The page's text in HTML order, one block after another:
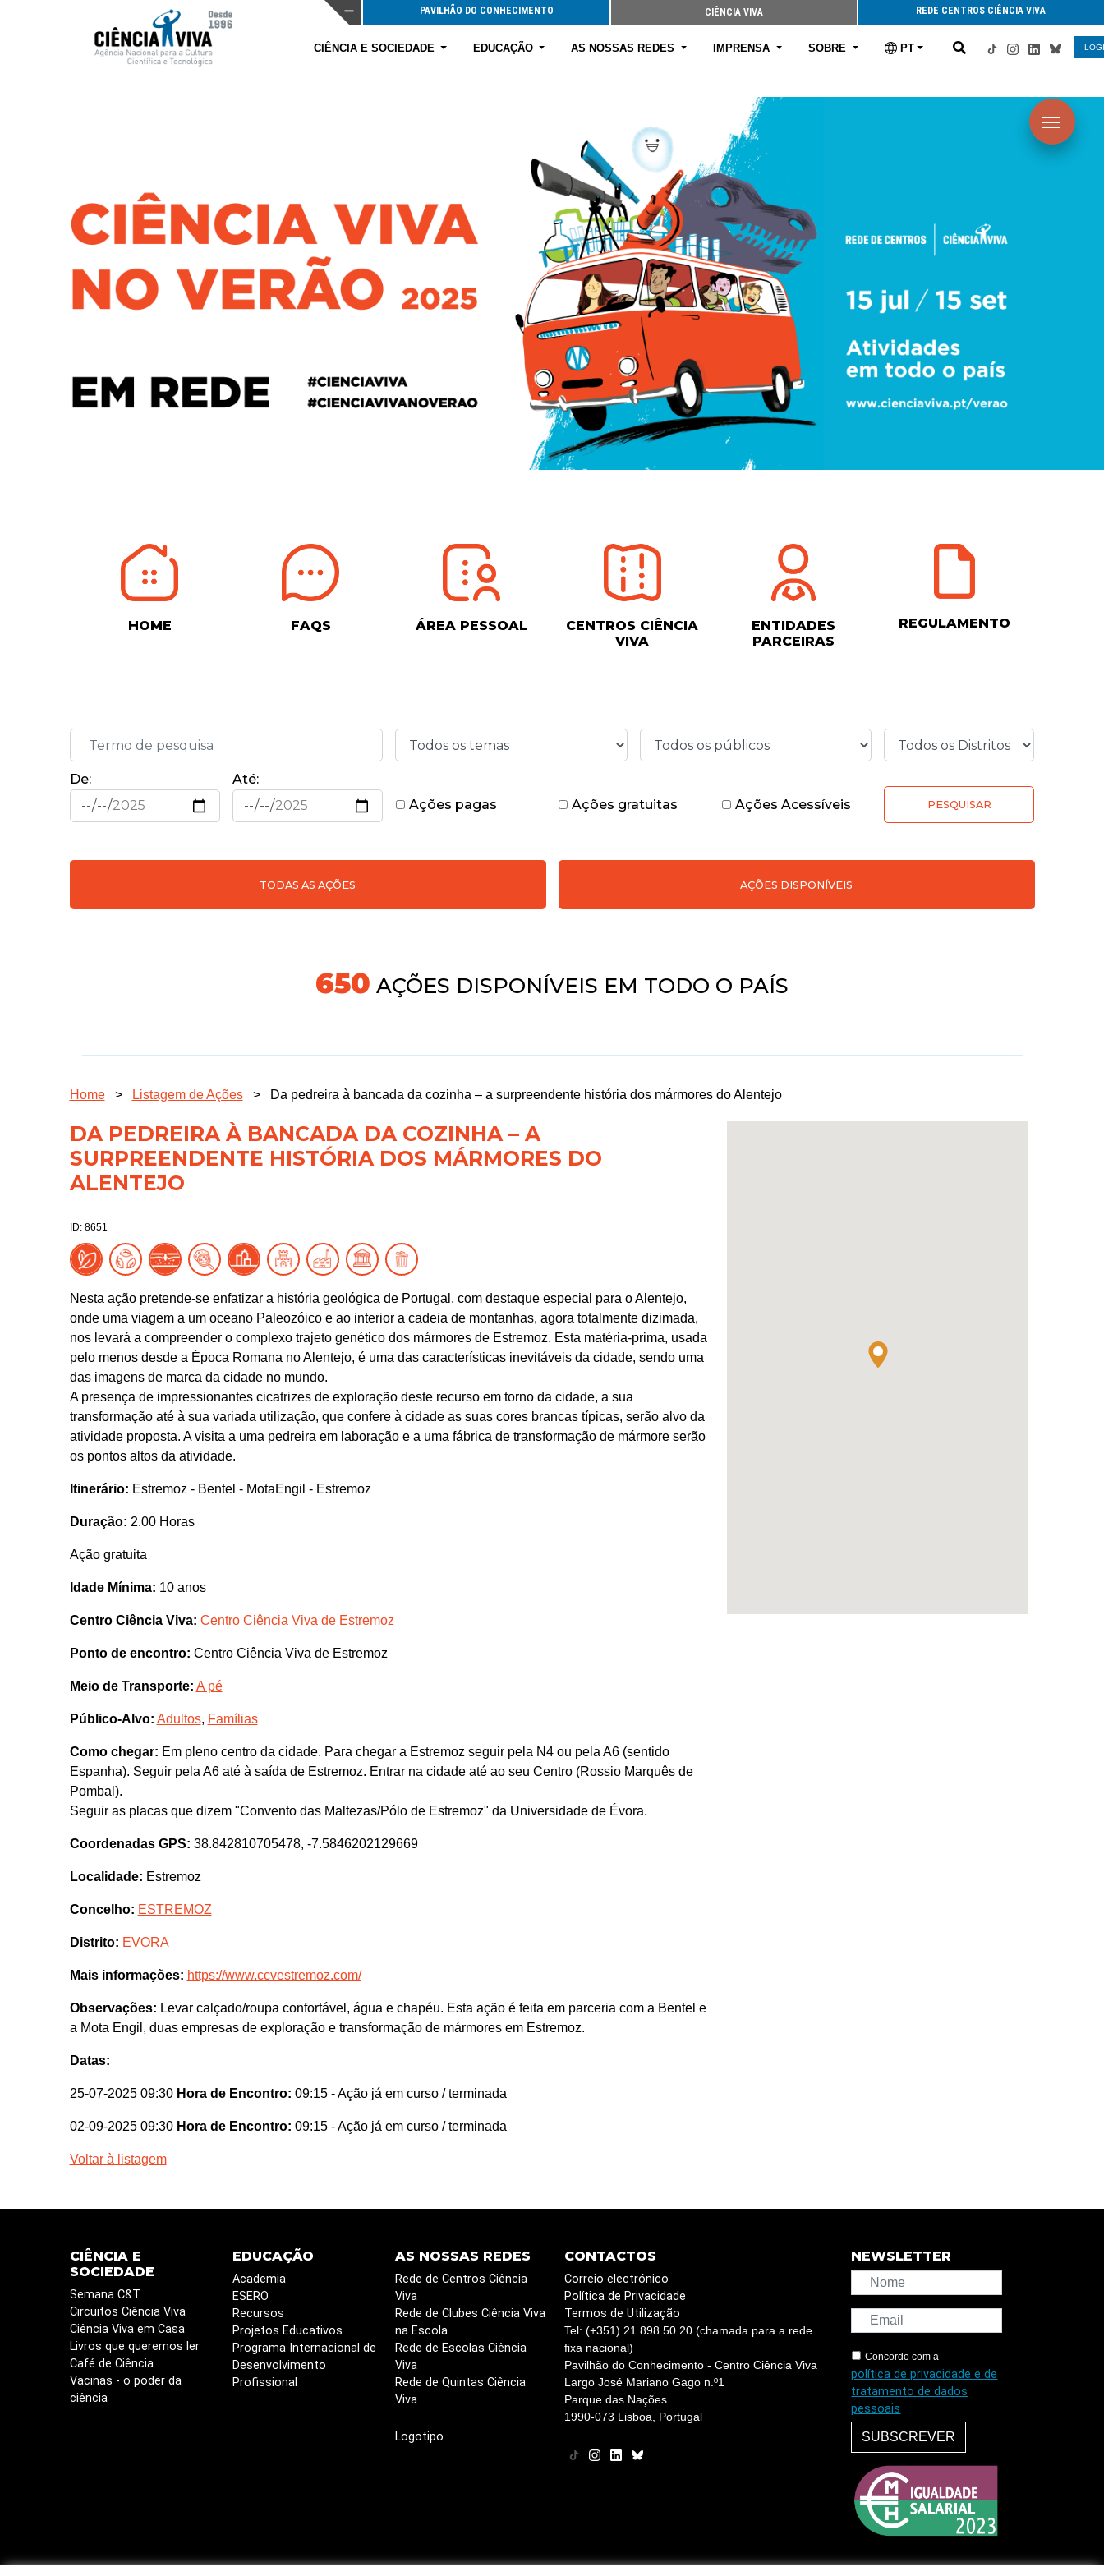
PAVILHÃO DO CONHECIMENTO CIÊNCIA VIVA REDE CENTROS CIÊNCIA VIVA
CIÊNCIA E SOCIEDADE EDUCAÇÃO AS NOSSAS REDES IMPRENSA SOBRE PT
HOME FAQS ÁREA PESSOAL
CENTROS CIÊNCIA
VIVA
ENTIDADES
PARCEIRAS
REGULAMENTO
De:
Até:
Ações pagas
Ações gratuitas Ações Acessíveis PESQUISAR
TODAS AS AÇÕES AÇÕES DISPONÍVEIS
718AÇÕES DISPONÍVEIS EM TODO O PAÍS
Home > Listagem de Ações > Da pedreira à bancada da cozinha – a surpreendente história dos mármores do Alentejo
DA PEDREIRA À BANCADA DA COZINHA – A
SURPREENDENTE HISTÓRIA DOS MÁRMORES DO
ALENTEJO
ID: 8651
Nesta ação pretende-se enfatizar a história geológica de Portugal, com destaque especial para o Alentejo,
onde uma viagem a um oceano Paleozóico e ao interior a cadeia de montanhas, agora totalmente dizimada,
nos levará a compreender o complexo trajeto genético dos mármores de Estremoz. Esta matéria-prima, usada
pelo menos desde a Época Romana no Alentejo, é uma das características inevitáveis da cidade, sendo uma
das imagens de marca da cidade no mundo.
A presença de impressionantes cicatrizes de exploração deste recurso em torno da cidade, a sua
transformação até à sua variada utilização, que confere à cidade as suas cores brancas típicas, serão alvo da
atividade proposta. A visita a uma pedreira em laboração e a uma fábrica de transformação de mármore serão
os pontos altos da atividade.
Itinerário: Estremoz - Bentel - MotaEngil - Estremoz
Duração: 2.00 Horas
Ação gratuita
Idade Mínima: 10 anos
Centro Ciência Viva: Centro Ciência Viva de Estremoz
Ponto de encontro: Centro Ciência Viva de Estremoz
Meio de Transporte: A pé
Público-Alvo: Adultos, Famílias
Como chegar: Em pleno centro da cidade. Para chegar a Estremoz seguir pela N4 ou pela A6 (sentido
Espanha). Seguir pela A6 até à saída de Estremoz. Entrar na cidade até ao seu Centro (Rossio Marquês de
Pombal).
Seguir as placas que dizem "Convento das Maltezas/Pólo de Estremoz" da Universidade de Évora.
Coordenadas GPS: 38.842810705478, -7.5846202129669
Localidade: Estremoz
Concelho: ESTREMOZ
Distrito: EVORA
Mais informações: https://www.ccvestremoz.com/
Observações: Levar calçado/roupa confortável, água e chapéu. Esta ação é feita em parceria com a Bentel e
a Mota Engil, duas empresas de exploração e transformação de mármores em Estremoz.
Datas:
25-07-2025 09:30 Hora de Encontro: 09:15 - Ação já em curso / terminada
02-09-2025 09:30 Hora de Encontro: 09:15 - Ação já em curso / terminada
Voltar à listagem
CIÊNCIA E
SOCIEDADE
Semana C&T
Circuitos Ciência Viva
Ciência Viva em Casa
Livros que queremos ler
Café de Ciência
Vacinas - o poder da
ciência
EDUCAÇÃO
Academia
ESERO
Recursos
Projetos Educativos
Programa Internacional de
Desenvolvimento
Profissional
AS NOSSAS REDES
Rede de Centros Ciência
Viva
Rede de Clubes Ciência Viva
na Escola
Rede de Escolas Ciência
Viva
Rede de Quintas Ciência
Viva
Logotipo
CONTACTOS
Correio electrónico
Política de Privacidade
Termos de Utilização
Tel: (+351) 21 898 50 20 (chamada para a rede
fixa nacional)
Pavilhão do Conhecimento - Centro Ciência Viva
Largo José Mariano Gago n.º1
Parque das Nações
1990-073 Lisboa, Portugal
NEWSLETTER
Concordo com a
política de privacidade e de
tratamento de dados
pessoais
SUBSCREVER